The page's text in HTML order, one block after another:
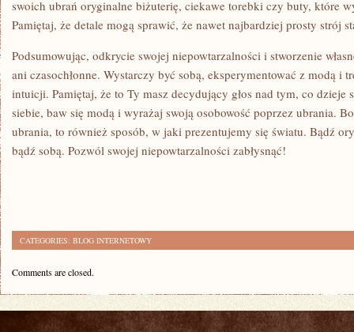
swoich ubrań oryginalne biżuterię, ciekawe⁣ torebki czy buty, które
Pamiętaj, że ‌detale mogą⁢ sprawić,⁤ że nawet ​najbardziej prosty strój
Podsumowując, odkrycie ⁤swojej ⁤niepowtarzalności i stworzenie
⁢ani czasochłonne. ⁢Wystarczy być sobą, eksperymentować z ‍modą i
intuicji.‍ Pamiętaj, że to Ty masz decydujący⁢ głos⁣ nad tym, ‍co dzieje
siebie,‌ baw ‌się modą i wyrażaj ​swoją​ osobowość ‌poprzez ubrania.
ubrania, to również sposób, w jaki prezentujemy ⁤się światu. Bądź
bądź​ sobą. Pozwól swojej niepowtarzalności zabłysnąć!
CATEGORIES: BLOG INTERNETOWY
Comments are closed.